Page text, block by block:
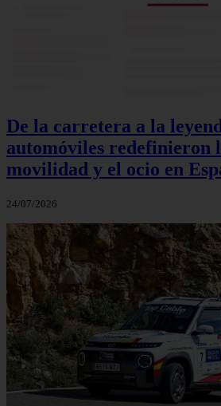
De la carretera a la
automóviles redefinieron
movilidad y el ocio en
24/07/2026